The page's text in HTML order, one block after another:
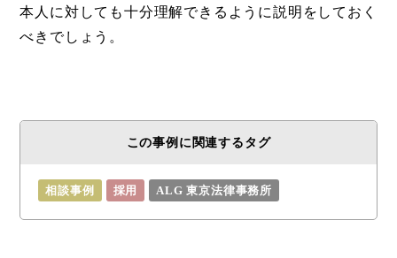
本人に対しても十分理解できるように説明をしておく
べきでしょう。
この事例に関連するタグ
相談事例 採用 ALG 東京法律事務所